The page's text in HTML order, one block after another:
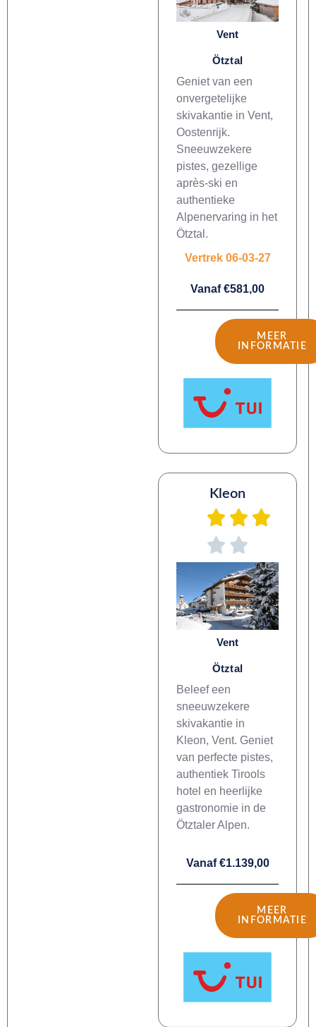
Vent
Ötztal
Geniet van een
onvergetelijke
skivakantie in Vent,
Oostenrijk.
Sneeuwzekere
pistes, gezellige
après-ski en
authentieke
Alpenervaring in het
Ötztal.
Vertrek 06-03-27
Vanaf €581,00
MEER
INFORMATIE
Kleon
Vent
Ötztal
Beleef een
sneeuwzekere
skivakantie in
Kleon, Vent. Geniet
van perfecte pistes,
authentiek Tirools
hotel en heerlijke
gastronomie in de
Ötztaler Alpen.
Vanaf €1.139,00
MEER
INFORMATIE